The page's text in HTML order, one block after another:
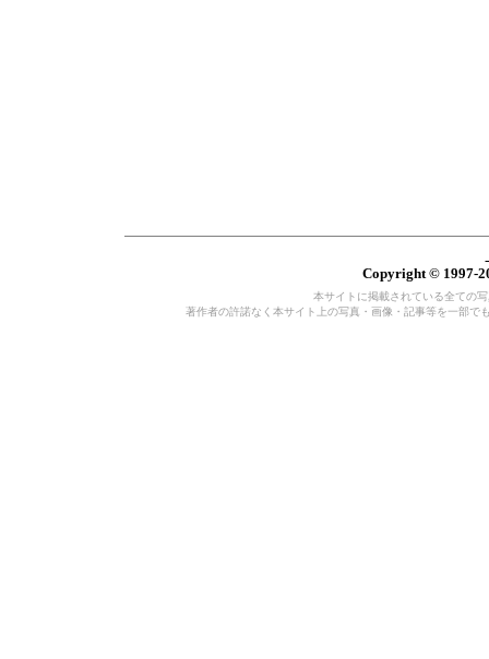
Copyright © 1997-
本サイトに掲載されている全ての
著作者の許諾なく本サイト上の写真・画像・記事等を一部で